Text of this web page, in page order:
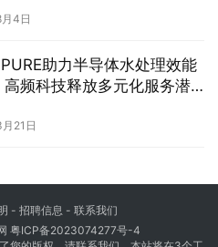
4日
助力半导体水处理效能
高频科技释放多元化服务潜
21日
- 招聘信息 - 联系我们
粤ICP备2023074277号-4